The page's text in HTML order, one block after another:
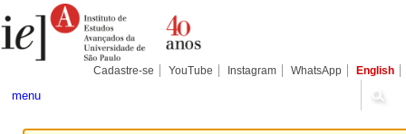
para
conteúdo.
Pessoais
Cadastre-se YouTube Instagram WhatsApp English
menu